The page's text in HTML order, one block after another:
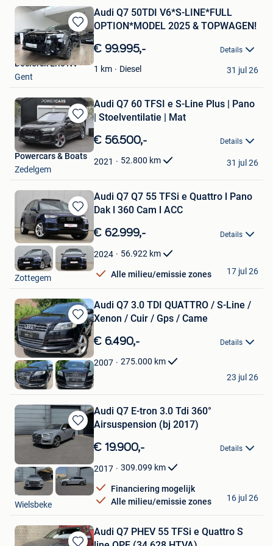
Bewaren
in
Mijn
Favorieten
Audi Q7 50TDI V6*S-LINE*FULL
OPTION*MODEL 2025 & TOPWAGEN!
€ 99.995,- Details
1 km Diesel
Declerck Eric NV
Gent
31 jul 26
Bewaren
in
Mijn
Favorieten
Audi Q7 60 TFSI e S-Line Plus | Pano
| Stoelventilatie | Mat
€ 56.500,- Details
2021 52.800 km
Powercars & Boats
Zedelgem
31 jul 26
Bewaren
in
Mijn
Favorieten
Audi Q7 Q7 55 TFSi e Quattro l Pano
Dak l 360 Cam l ACC
€ 62.999,- Details
2024 56.922 km
Alle milieu/emissie zones
GDC Auto
Zottegem
17 jul 26
Bewaren
in
Mijn
Favorieten
Audi Q7 3.0 TDI QUATTRO / S-Line /
Xenon / Cuir / Gps / Came
€ 6.490,- Details
2007 275.000 km
Oxo Pro
Luttre
23 jul 26
Bewaren
in
Favorieten
Audi Q7 E-tron 3.0 Tdi 360°
Airsuspension (bj 2017)
€ 19.900,- Details
2017 309.099 km
Financiering mogelijk
Alle milieu/emissie zones
DCT
Wielsbeke
16 jul 26
Audi Q7 PHEV 55 TFSi e Quattro S